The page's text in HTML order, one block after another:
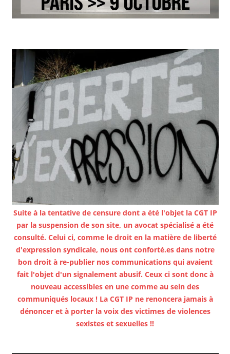
Suite à la tentative de censure dont a été l'objet la CGT IP
par la suspension de son site, un avocat spécialisé a été
consulté. Celui ci, comme le droit en la matière de liberté
d'expression syndicale, nous ont conforté.es dans notre
bon droit à re-publier nos communications qui avaient
fait l'objet d'un signalement abusif. Ceux ci sont donc à
nouveau accessibles en une comme au sein des
communiqués locaux ! La CGT IP ne renoncera jamais à
dénoncer et à porter la voix des victimes de violences
sexistes et sexuelles !!